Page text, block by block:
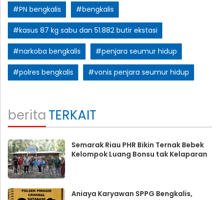
#PN bengkalis #bengkalis
#kasus 87 kg sabu dan 51.882 butir ekstasi
#narkoba bengkalis #penjara seumur hidup
#polres bengkalis #vonis penjara seumur hidup
beritaTERKAIT
Semarak Riau PHR Bikin Ternak Bebek
Kelompok Luang Bonsu tak Kelaparan
Aniaya Karyawan SPPG Bengkalis,